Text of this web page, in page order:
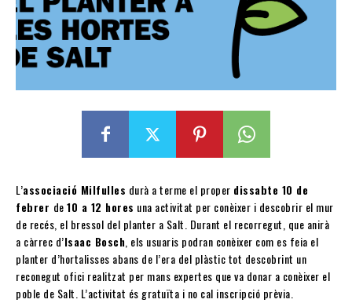
L’associació Milfulles durà a terme el proper dissabte 10 de
febrer de10 a 12 hores una activitat per conèixer i descobrir el mur
de recés, el bressol del planter a Salt. Durant el recorregut, que anirà
a càrrec d’Isaac Bosch, els usuaris podran conèixer com es feia el
planter d’hortalisses abans de l’era del plàstic tot descobrint un
reconegut ofici realitzat per mans expertes que va donar a conèixer el
poble de Salt. L’activitat és gratuïta i no cal inscripció prèvia.